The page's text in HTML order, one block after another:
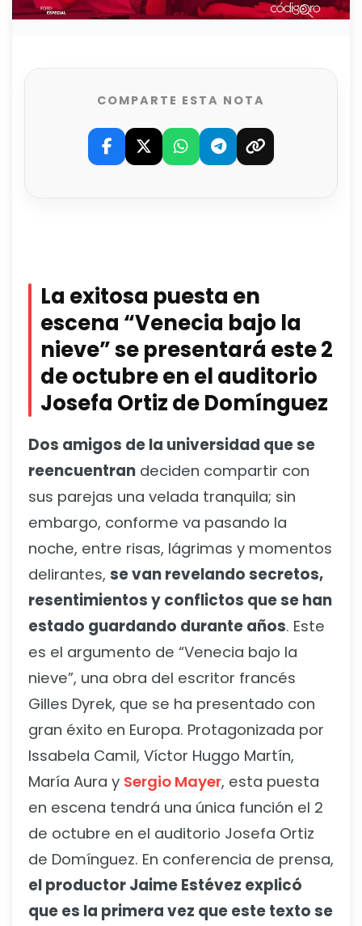
COMPARTE ESTA NOTA
La exitosa puesta en
escena “Venecia bajo la
nieve” se presentará este 2
de octubre en el auditorio
Josefa Ortiz de Domínguez
Dos amigos de la universidad que se
reencuentran deciden compartir con
sus parejas una velada tranquila; sin
embargo, conforme va pasando la
noche, entre risas, lágrimas y momentos
delirantes, se van revelando secretos,
resentimientos y conflictos que se han
estado guardando durante años. Este
es el argumento de “Venecia bajo la
nieve”, una obra del escritor francés
Gilles Dyrek, que se ha presentado con
gran éxito en Europa. Protagonizada por
Issabela Camil, Víctor Huggo Martín,
María Aura y Sergio Mayer, esta puesta
en escena tendrá una única función el 2
de octubre en el auditorio Josefa Ortiz
de Domínguez. En conferencia de prensa,
el productor Jaime Estévez explicó
que es la primera vez que este texto se